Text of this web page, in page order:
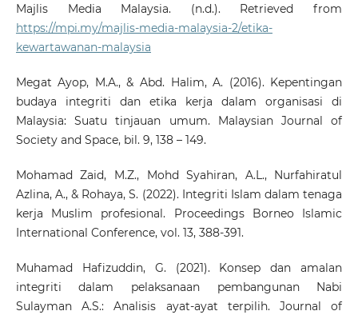
Majlis Media Malaysia. (n.d.). Retrieved from
https://mpi.my/majlis-media-malaysia-2/etika-
kewartawanan-malaysia
Megat Ayop, M.A., & Abd. Halim, A. (2016). Kepentingan
budaya integriti dan etika kerja dalam organisasi di
Malaysia: Suatu tinjauan umum. Malaysian Journal of
Society and Space, bil. 9, 138 – 149.
Mohamad Zaid, M.Z., Mohd Syahiran, A.L., Nurfahiratul
Azlina, A., & Rohaya, S. (2022). Integriti Islam dalam tenaga
kerja Muslim profesional. Proceedings Borneo Islamic
International Conference, vol. 13, 388-391.
Muhamad Hafizuddin, G. (2021). Konsep dan amalan
integriti dalam pelaksanaan pembangunan Nabi
Sulayman A.S.: Analisis ayat-ayat terpilih. Journal of